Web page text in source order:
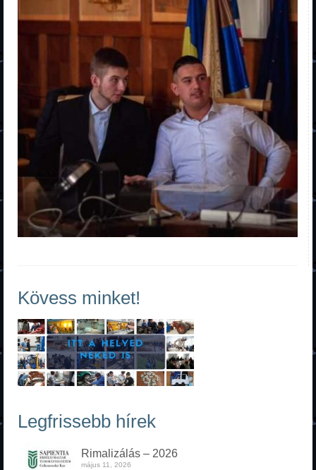
Kövess minket!
Legfrissebb hírek
Rimalizálás – 2026
május 11, 2026